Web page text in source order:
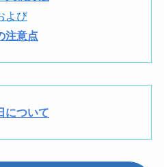
よび
注意点
について